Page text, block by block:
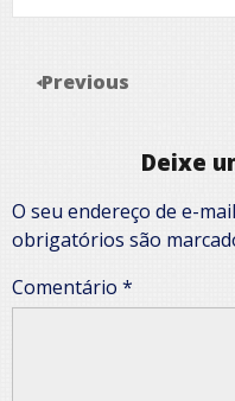
Previous
Deixe
O seu endereço de e-
obrigatórios são
Comentário *